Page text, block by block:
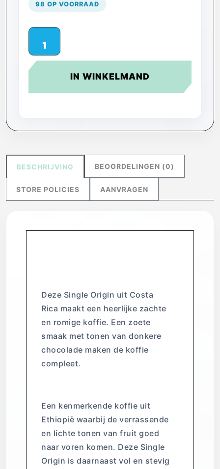
98 OP VOORRAAD
IN WINKELMAND
BESCHRIJVING BEOORDELINGEN (0)
STORE POLICIES AANVRAGEN
Deze Single Origin uit Costa
Rica maakt een heerlijke zachte
en romige koffie. Een zoete
smaak met tonen van donkere
chocolade maken de koffie
compleet.
Een kenmerkende koffie uit
Ethiopië waarbij de verrassende
en lichte tonen van fruit goed
naar voren komen. Deze Single
Origin is daarnaast vol en stevig